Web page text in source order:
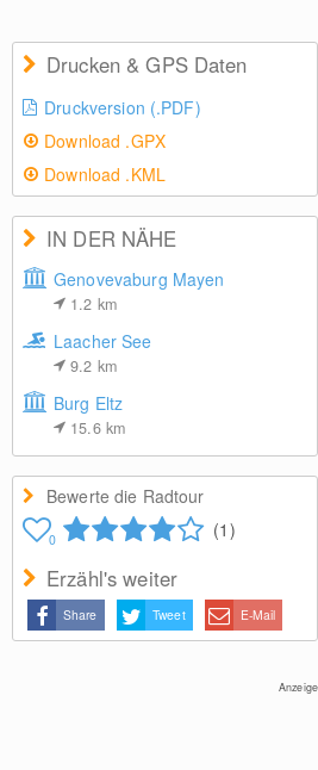
Drucken & GPS Daten
Druckversion (.PDF)
Download .GPX
Download .KML
IN DER NÄHE
Genovevaburg Mayen
1.2 km
Laacher See
9.2 km
Burg Eltz
15.6 km
Bewerte die Radtour
0 (1)
Erzähl's weiter
Share Tweet E-Mail
Anzeige